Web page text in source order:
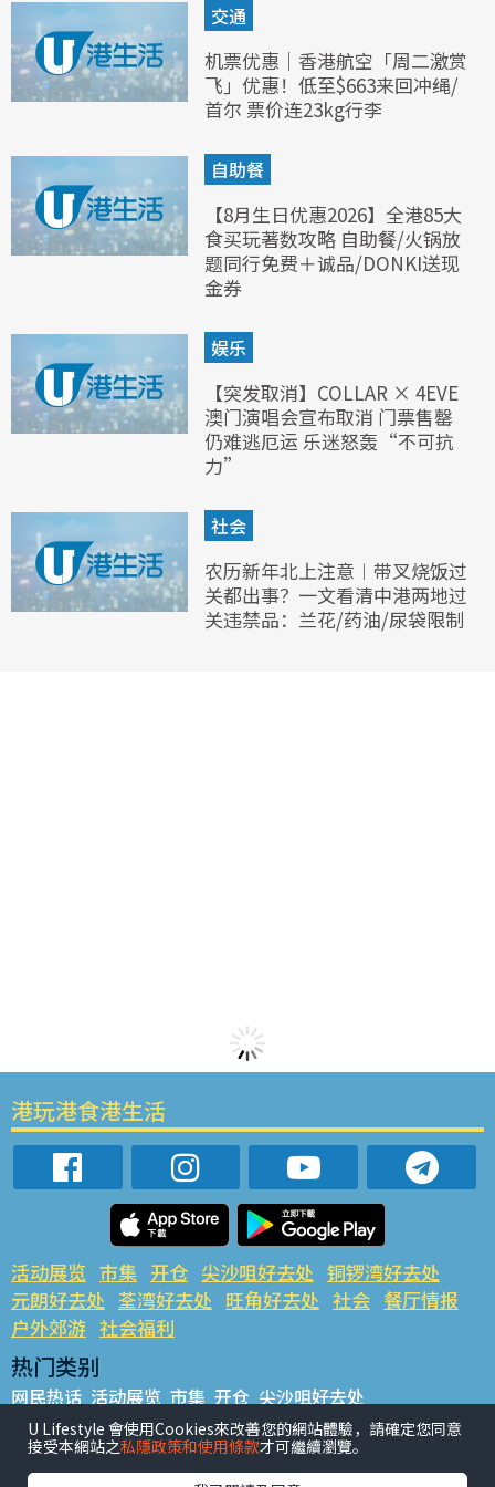
交通
机票优惠｜香港航空「周二激赏
飞」优惠！低至$663来回冲绳/
首尔 票价连23kg行李
自助餐
【8月生日优惠2026】全港85大
食买玩著数攻略 自助餐/火锅放
题同行免费＋诚品/DONKI送现
金券
娱乐
【突发取消】COLLAR × 4EVE
澳门演唱会宣布取消 门票售罄
仍难逃厄运 乐迷怒轰“不可抗
力”
社会
农历新年北上注意︱带叉烧饭过
关都出事？一文看清中港两地过
关违禁品：兰花/药油/尿袋限制
港玩港食港生活
活动展览 市集 开仓 尖沙咀好去处 铜锣湾好去处
元朗好去处 荃湾好去处 旺角好去处 社会 餐厅情报
户外郊游 社会福利
热门类别
网民热话 活动展览 市集 开仓 尖沙咀好去处
铜锣湾好去处 元朗好去处 荃湾好去处 旺角好去处 社会
餐厅情报 户外郊游
U Lifestyle 會使用Cookies來改善您的網站體驗，請確定您同意
接受本網站之私隱政策和使用條款才可繼續瀏覽。